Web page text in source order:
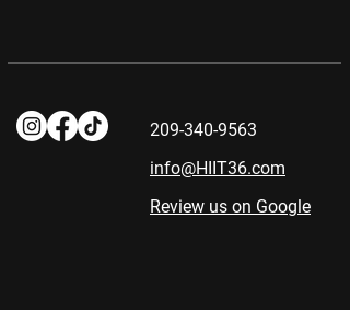
209-340-9563
info@HIIT36.com
Review us on Google